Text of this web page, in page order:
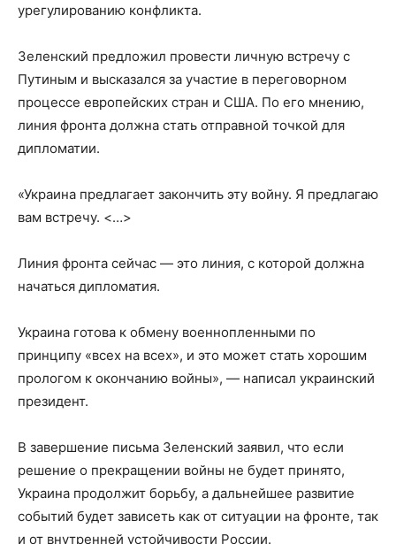
урегулированию конфликта.
Зеленский предложил провести личную встречу с
Путиным и высказался за участие в переговорном
процессе европейских стран и США. По его мнению,
линия фронта должна стать отправной точкой для
дипломатии.
«Украина предлагает закончить эту войну. Я предлагаю
вам встречу. <…>
Линия фронта сейчас — это линия, с которой должна
начаться дипломатия.
Украина готова к обмену военнопленными по
принципу «всех на всех», и это может стать хорошим
прологом к окончанию войны», — написал украинский
президент.
В завершение письма Зеленский заявил, что если
решение о прекращении войны не будет принято,
Украина продолжит борьбу, а дальнейшее развитие
событий будет зависеть как от ситуации на фронте, так
и от внутренней устойчивости России.